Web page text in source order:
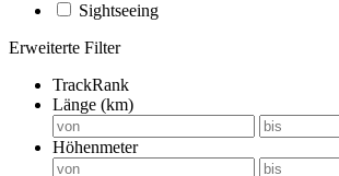
Sightseeing
Erweiterte Filter
TrackRank
Länge (km)
Höhenmeter